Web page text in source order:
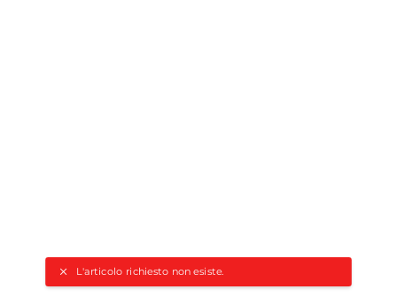
L'articolo richiesto non esiste.